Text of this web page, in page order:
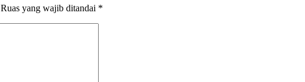
Ruas yang wajib ditandai *